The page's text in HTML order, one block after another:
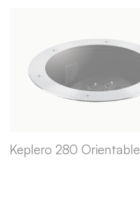
Keplero 280 Orientable